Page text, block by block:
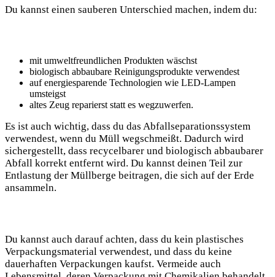
Du kannst einen sauberen Unterschied machen, indem du:
mit umweltfreundlichen Produkten wäschst
biologisch abbaubare Reinigungsprodukte verwendest
auf energiesparende Technologien wie LED-Lampen
umsteigst
altes Zeug reparierst statt es wegzuwerfen.
Es ist auch wichtig, dass du das Abfallseparationssystem
verwendest, wenn du Müll wegschmeißt. Dadurch wird
sichergestellt, dass recycelbarer und biologisch abbaubarer
Abfall korrekt entfernt wird. Du kannst deinen Teil zur
Entlastung der Müllberge beitragen, die sich auf der Erde
ansammeln.
Du kannst auch darauf achten, dass du kein plastisches
Verpackungsmaterial verwendest, und dass du keine
dauerhaften Verpackungen kaufst. Vermeide auch